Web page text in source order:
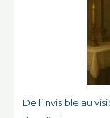
De l’invisible au